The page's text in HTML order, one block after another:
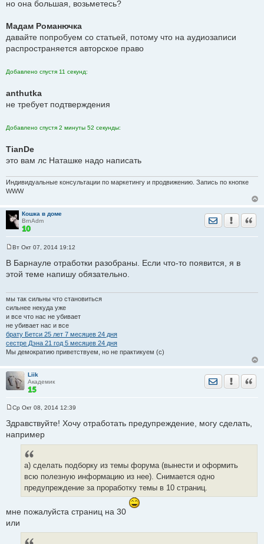
интернета и Дубль-Гиса. Оформить как 1 пост.
3. Детские неврологи Барнаула
http://forum.sibmama.ru/viewtopic.php?t=167805
Выписать врачей из темы, написать и проверить их контакты,
4. Как встать на очередь в детские сады Барнаула
http://forum.sibmama.ru/viewtopic.php?t=655599
но она большая, возьметесь?
Мадам Романючка
давайте попробуем со статьей, потому что на аудиозаписи
распространяется авторское право
Добавлено спустя 11 секунд:
anthutka
не требует подтверждения
Добавлено спустя 2 минуты 52 секунды:
TianDe
это вам лс Наташке надо написать
Индивидуальные консультации по маркетингу и продвижению. Запись по кнопке
WWW
Кошка в доме
BrnAdm
Отправить
о
о
б
н
и
е
Вт Окт 07, 2014 19:12
В Барнауле отработки разобраны. Если что-то появится, я в
этой теме напишу обязательно.
мы так сильны что становиться
сильнее некуда уже
и все что нас не убивает
не убивает нас и все
брату Бетси 25 лет 7 месяцев 24 дня
сестре Дэна 21 год 5 месяцев 24 дня
Мы демократию приветствуем, но не практикуем (с)
Liik
Академик
Отправить
о
б
Ср Окт 08, 2014 12:39
Здравствуйте! Хочу отработать предупреждение, могу сделать,
например
а) сделать подборку из темы форума (вынести и оформить
всю полезную информацию из нее). Снимается одно
предупреждение за проработку темы в 10 страниц.
мне пожалуйста страниц на 30
или